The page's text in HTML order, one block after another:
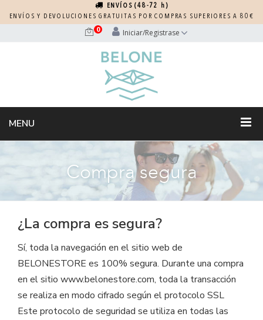
ENVÍOS (48-72 h)
ENVÍOS Y DEVOLUCIONES GRATUITAS POR COMPRAS SUPERIORES A 80€
0 Iniciar/Registrase
MENU
Compra segura
¿La compra es segura?
Sí, toda la navegación en el sitio web de
BELONESTORE es 100% segura. Durante una compra
en el sitio www.belonestore.com, toda la transacción
se realiza en modo cifrado según el protocolo SSL
Este protocolo de seguridad se utiliza en todas las